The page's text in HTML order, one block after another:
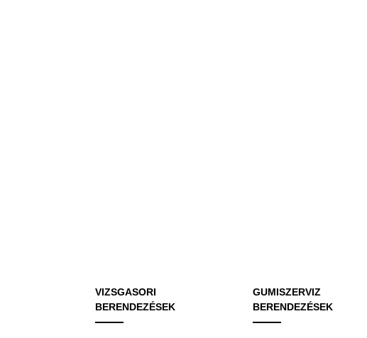
VIZSGASORI
BERENDEZÉSEK
GUMISZERVIZ
BERENDEZÉSEK